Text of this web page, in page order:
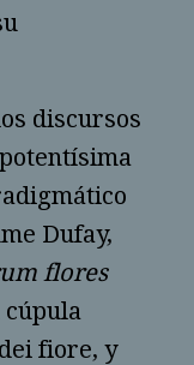
discursos
Dufay,
flores
cúpula
fiore, y